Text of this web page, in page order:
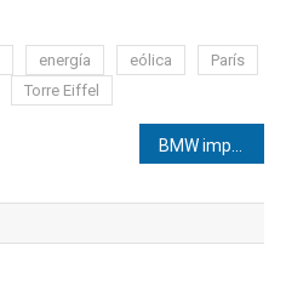
energía eólica
París
Torre Eiffel
BMW impulsa la movilidad eléctrica en España